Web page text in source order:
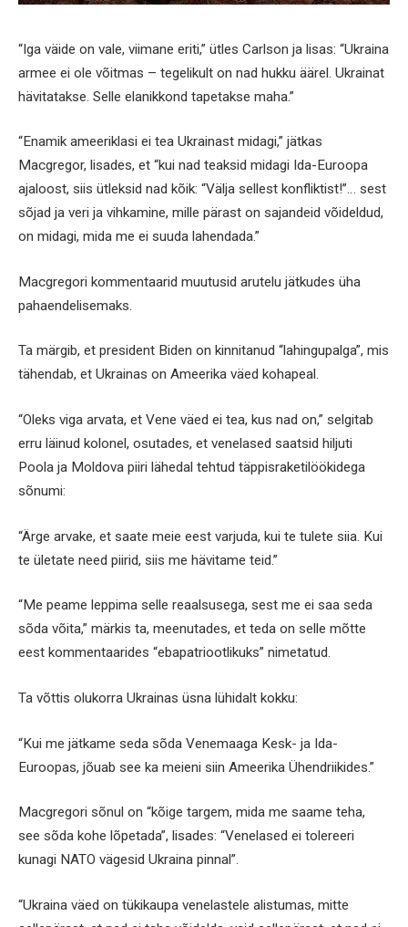
“Iga väide on vale, viimane eriti,” ütles Carlson ja lisas: “Ukraina
armee ei ole võitmas – tegelikult on nad hukku äärel. Ukrainat
hävitatakse. Selle elanikkond tapetakse maha.”
“Enamik ameeriklasi ei tea Ukrainast midagi,” jätkas
Macgregor, lisades, et “kui nad teaksid midagi Ida-Euroopa
ajaloost, siis ütleksid nad kõik: “Välja sellest konfliktist!”… sest
sõjad ja veri ja vihkamine, mille pärast on sajandeid võideldud,
on midagi, mida me ei suuda lahendada.”
Macgregori kommentaarid muutusid arutelu jätkudes üha
pahaendelisemaks.
Ta märgib, et president Biden on kinnitanud “lahingupalga”, mis
tähendab, et Ukrainas on Ameerika väed kohapeal.
“Oleks viga arvata, et Vene väed ei tea, kus nad on,” selgitab
erru läinud kolonel, osutades, et venelased saatsid hiljuti
Poola ja Moldova piiri lähedal tehtud täppisraketilöökidega
sõnumi:
“Ärge arvake, et saate meie eest varjuda, kui te tulete siia. Kui
te ületate need piirid, siis me hävitame teid.”
“Me peame leppima selle reaalsusega, sest me ei saa seda
sõda võita,” märkis ta, meenutades, et teda on selle mõtte
eest kommentaarides “ebapatriootlikuks” nimetatud.
Ta võttis olukorra Ukrainas üsna lühidalt kokku:
“Kui me jätkame seda sõda Venemaaga Kesk- ja Ida-
Euroopas, jõuab see ka meieni siin Ameerika Ühendriikides.”
Macgregori sõnul on “kõige targem, mida me saame teha,
see sõda kohe lõpetada”, lisades: “Venelased ei tolereeri
kunagi NATO vägesid Ukraina pinnal”.
“Ukraina väed on tükikaupa venelastele alistumas, mitte